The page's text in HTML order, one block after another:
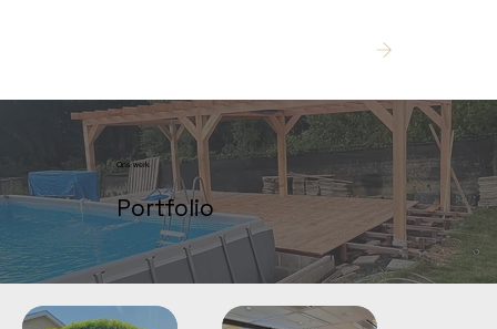
Ons werk
Portfolio